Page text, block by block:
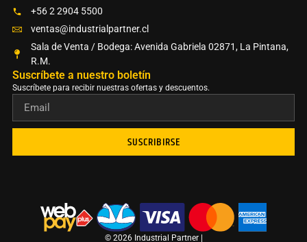
+56 2 2904 5500
ventas@industrialpartner.cl
Sala de Venta / Bodega: Avenida Gabriela 02871, La Pintana,
R.M.
Suscríbete a nuestro boletín​
Suscríbete para recibir nuestras ofertas y descuentos.
SUSCRIBIRSE
© 2026 Industrial Partner |